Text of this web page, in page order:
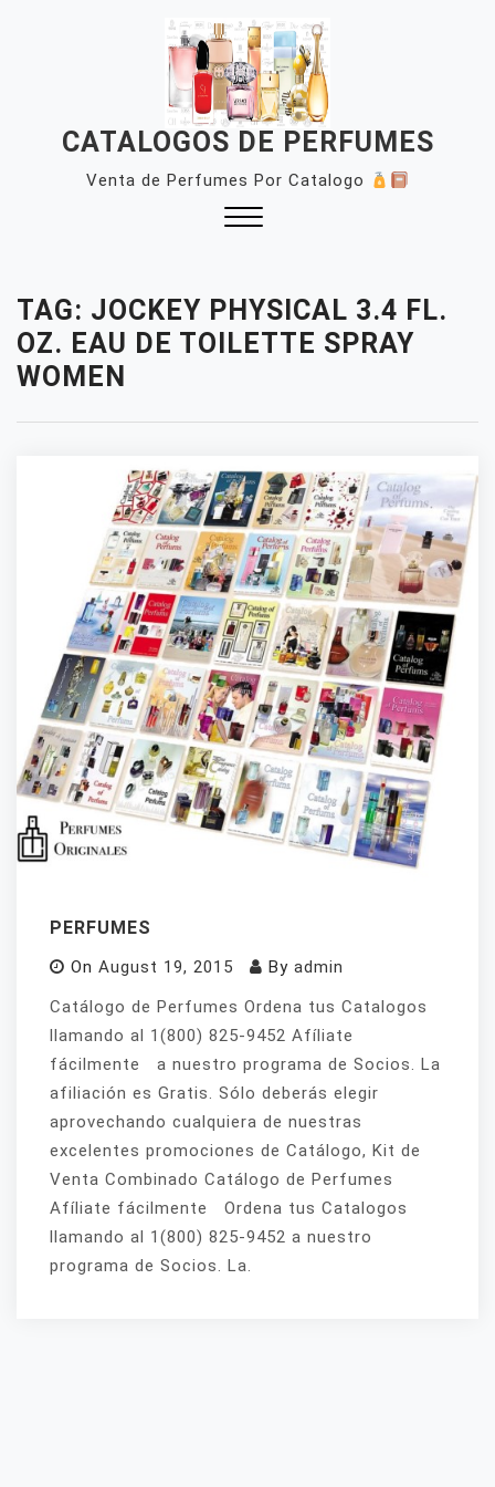
CATALOGOS DE PERFUMES
Venta de Perfumes Por Catalogo
TAG: JOCKEY PHYSICAL 3.4 FL.
OZ. EAU DE TOILETTE SPRAY
WOMEN
PERFUMES
On August 19, 2015 By admin
Catálogo de Perfumes Ordena tus Catalogos
llamando al 1(800) 825-9452 Afíliate
fácilmente a nuestro programa de Socios. La
afiliación es Gratis. Sólo deberás elegir
aprovechando cualquiera de nuestras
excelentes promociones de Catálogo, Kit de
Venta Combinado Catálogo de Perfumes
Afíliate fácilmente Ordena tus Catalogos
llamando al 1(800) 825-9452 a nuestro
programa de Socios. La.